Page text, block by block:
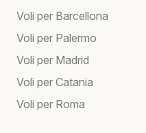
Voli per Barcellona
Voli per Palermo
Voli per Madrid
Voli per Catania
Voli per Roma